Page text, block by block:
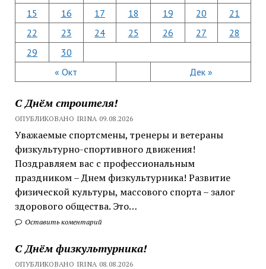
« Окт Дек »
15
16 17 18 19 20
21
22
23 24 25 26 27
28
29
30
С Днём строителя!
ОПУБЛИКОВАНО IRINA 09.08.2026
Уважаемые спортсмены, тренеры и ветераны
физкультурно-спортивного движения!
Поздравляем вас с профессиональным
праздником – Днем физкультурника! Развитие
физической культуры, массового спорта – залог
здорового общества. Это…
Оставить коментарий
С Днём физкультурника!
ОПУБЛИКОВАНО IRINA 08.08.2026